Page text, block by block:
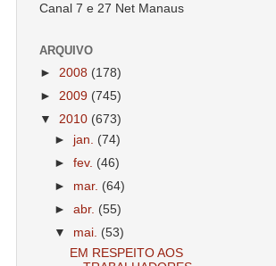
Canal 7 e 27 Net Manaus
ARQUIVO
► 2008 (178)
► 2009 (745)
▼ 2010 (673)
► jan. (74)
►fev. (46)
► mar. (64)
►abr. (55)
▼ mai. (53)
EM RESPEITO AOS